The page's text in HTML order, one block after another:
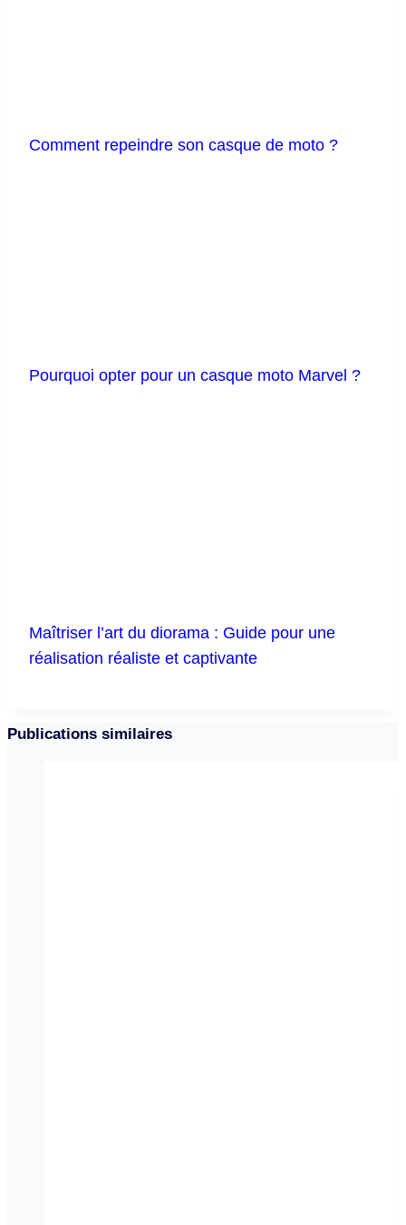
Comment repeindre son casque de moto ?
Pourquoi opter pour un casque moto Marvel ?
Maîtriser l’art du diorama : Guide pour une
réalisation réaliste et captivante
Publications similaires